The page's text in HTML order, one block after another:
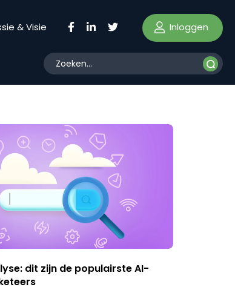
& Visie Inloggen
dit zijn de populairste AI-